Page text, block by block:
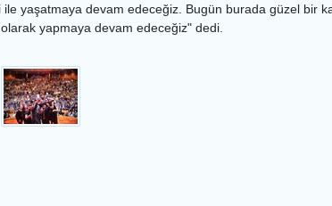
yaşatmaya devam edeceğiz. Bugün burada güzel bir
yapmaya devam edeceğiz" dedi.